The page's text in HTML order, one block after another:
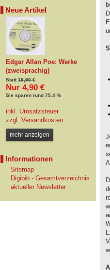
Neue Artikel
Edgar Allan Poe: Werke
(zweisprachig)
Statt19,90 €
Nur 4,90 €
Sie sparen rund 75.4 %
inkl. Umsatzsteuer
zzgl. Versandkosten
mehr anzeigen
Informationen
Sitemap
Digibib - Gesamtverzeichnis
aktueller Newsletter